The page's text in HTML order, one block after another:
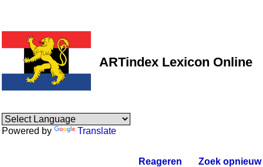
ARTindex Lexicon Online
Powered by Translate
Reageren Zoek opnieuw.